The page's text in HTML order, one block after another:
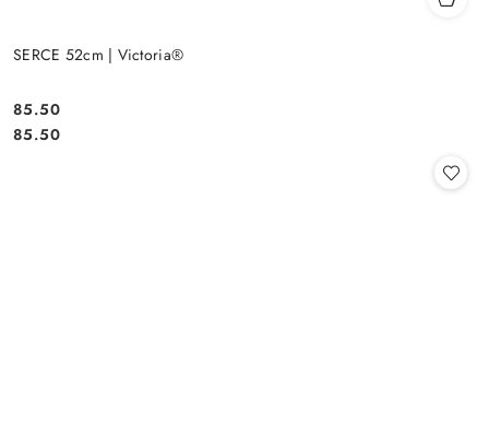
SERCE 52cm | Victoria®
Cena:
85.50
Cena:
85.50